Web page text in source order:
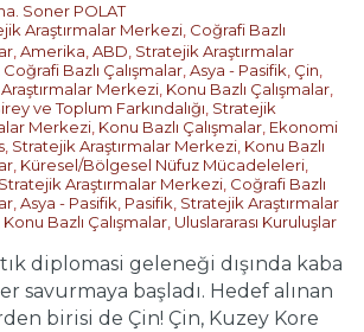
Soner POLAT
Araştırmalar Merkezi, Coğrafi Bazlı
,Amerika,ABD, Stratejik Araştırmalar
Coğrafi Bazlı Çalışmalar,Asya - Pasifik, Çin,
Merkezi, Konu Bazlı Çalışmalar,
ve Toplum Farkındalığı, Stratejik
Merkezi, Konu Bazlı Çalışmalar, Ekonomi
, Stratejik Araştırmalar Merkezi, Konu Bazlı
, Küresel/Bölgesel Nüfuz Mücadeleleri,
Stratejik Araştırmalar Merkezi, Coğrafi Bazlı
,Asya - Pasifik, Pasifik, Stratejik Araştırmalar
Konu Bazlı Çalışmalar, Uluslararası Kuruluşlar
diplomasi geleneği dışında kaba
savurmaya başladı. Hedef alınan
birisi de Çin! Çin, Kuzey Kore